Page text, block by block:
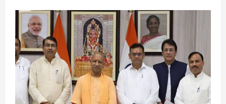
मंदिर
ट्रस्ट
की
बैठक:
आखिर
क्यों
अहम
मानी
जा
रही
है
यह
बैठक?